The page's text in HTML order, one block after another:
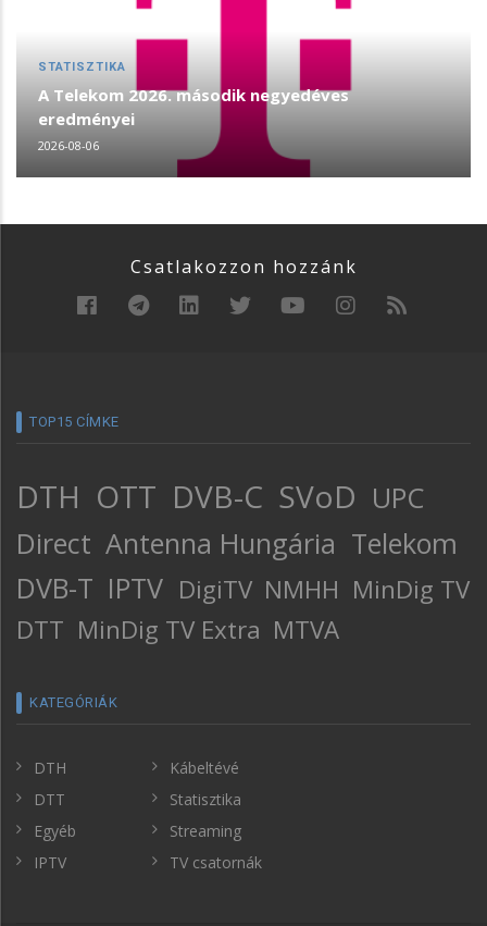
STATISZTIKA
A Telekom 2026. második negyedéves
eredményei
2026-08-06
Csatlakozzon hozzánk
TOP15 CÍMKE
DTH OTT DVB-C SVoD UPC
Direct Antenna Hungária Telekom
DVB-T IPTV DigiTV NMHH MinDig TV
DTT MinDig TV Extra MTVA
KATEGÓRIÁK
DTH
DTT
Egyéb
IPTV
Kábeltévé
Statisztika
Streaming
TV csatornák